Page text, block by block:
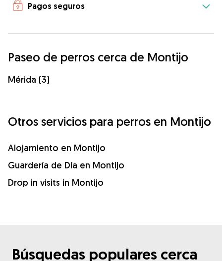
Pagos seguros
Paseo de perros cerca de Montijo
Mérida (3)
Otros servicios para perros en Montijo
Alojamiento en Montijo
Guardería de Día en Montijo
Drop in visits in Montijo
Búsquedas populares cerca